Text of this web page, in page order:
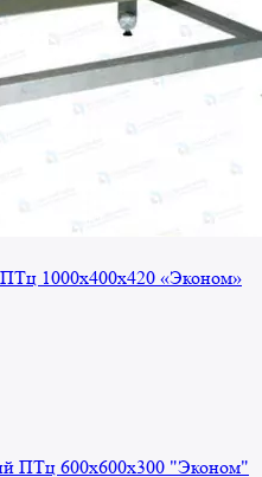
1000x400x420 «Эконом»